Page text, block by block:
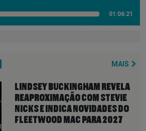
01:06:21
MAIS
LINDSEY BUCKINGHAM REVELA
REAPROXIMAÇÃO COM STEVIE
NICKS E INDICA NOVIDADES DO
FLEETWOOD MAC PARA 2027